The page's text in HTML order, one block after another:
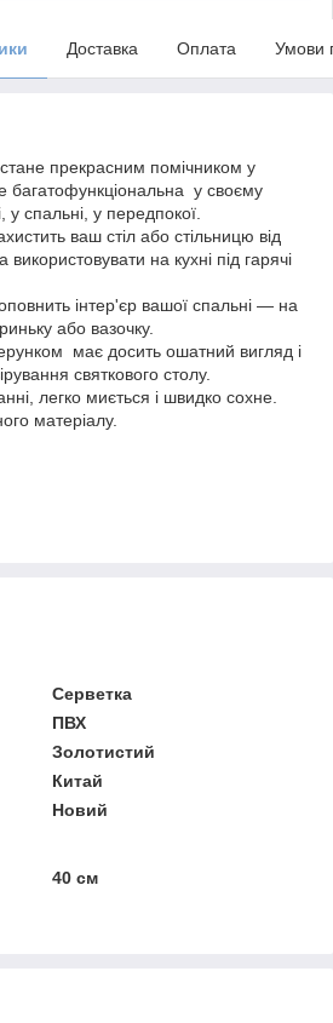
Доставка Оплата Умови
прекрасним помічником у
у своєму
у спальні, у передпокої.
ваш стіл або стільницю від
на кухні під гарячі
інтер'єр вашої спальні — на
або вазочку.
має досить ошатний вигляд і
святкового столу.
легко миється і швидко сохне.
матеріалу.
Серветка
ПВХ
Золотистий
Китай
Новий
40 см